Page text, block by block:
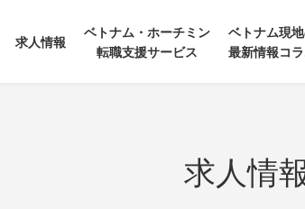
求人情報
ベトナム・ホーチミン
転職支援サービス
ベトナム現
最新情報コ
求人情